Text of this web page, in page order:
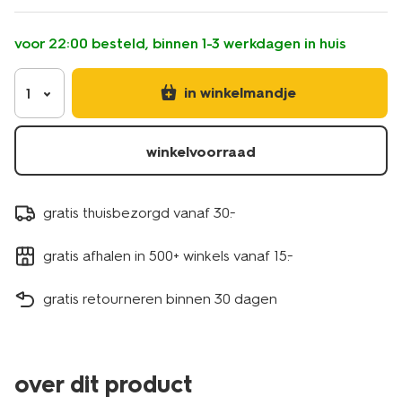
katoen-
bladeren-
groen-
5790201.html
voor 22:00 besteld, binnen 1-3 werkdagen in huis
1 in winkelmandje
winkelvoorraad
gratis thuisbezorgd vanaf 30.-
gratis afhalen in 500+ winkels vanaf 15.-
gratis retourneren binnen 30 dagen
over dit product